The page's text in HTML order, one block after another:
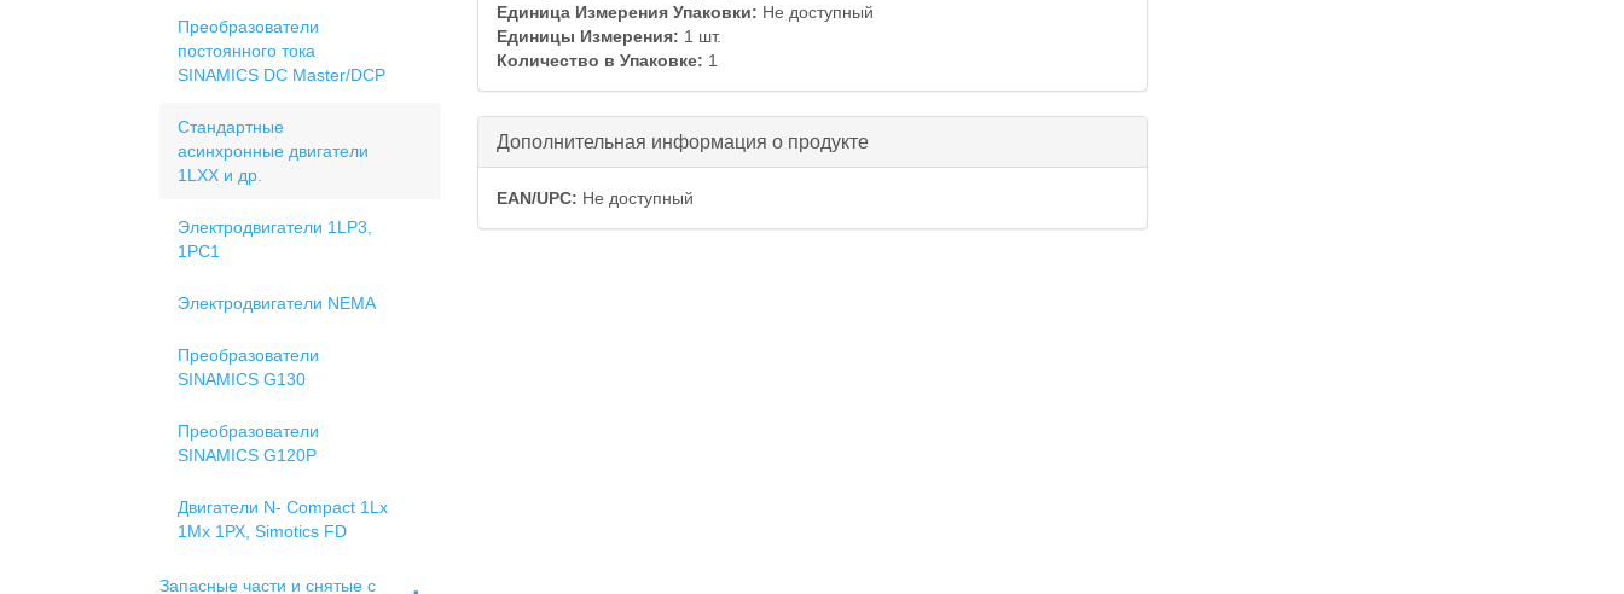
Преобразователи
постоянного тока
SINAMICS DC Master/DCP
Стандартные
асинхронные двигатели
1LХХ и др.
Электродвигатели 1LP3,
1РС1
Электродвигатели NEMA
Преобразователи
SINAMICS G130
Преобразователи
SINAMICS G120P
Двигатели N- Compact 1Lх
1Мх 1РХ, Simotics FD
Запасные части и снятые с
Единица Измерения Упаковки: Не доступный
Единицы Измерения: 1 шт.
Количество в Упаковке: 1
Скрыть
Дополнительная информация о продукте
EAN/UPC: Не доступный